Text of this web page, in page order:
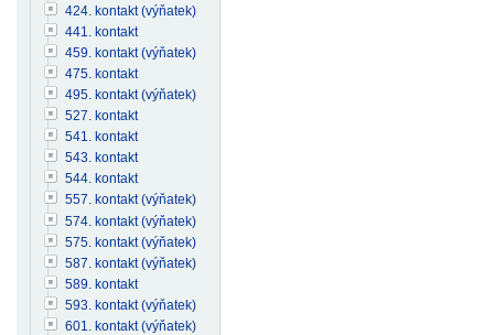
424. kontakt (výňatek)
441. kontakt
459. kontakt (výňatek)
475. kontakt
495. kontakt (výňatek)
527. kontakt
541. kontakt
543. kontakt
544. kontakt
557. kontakt (výňatek)
574. kontakt (výňatek)
575. kontakt (výňatek)
587. kontakt (výňatek)
589. kontakt
593. kontakt (výňatek)
601. kontakt (výňatek)